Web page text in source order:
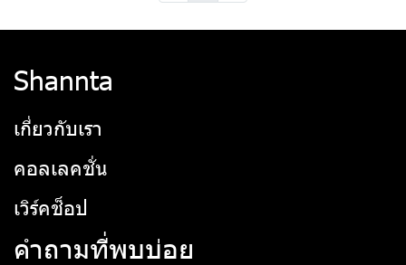
Shannta
เกี่ยวกับเรา
คอลเลคชั่น
เวิร์คช็อป
คำถามที่พบบ่อย